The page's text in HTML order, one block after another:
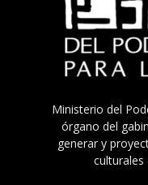
Ministerio del
órgano del
generar y
culturales